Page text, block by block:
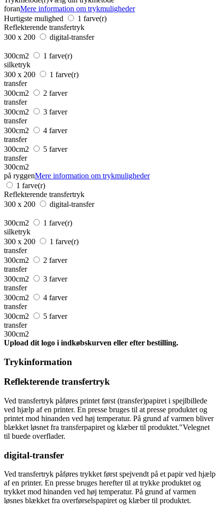
foranMere information om trykmuligheder
Hurtigste mulighed
1 farve(r)
Reflekterende transfertryk
300 x 200
digital-transfer
300cm2
1 farve(r)
silketryk
300 x 200
1 farve(r)
transfer
300cm2
2 farver
transfer
300cm2
3 farver
transfer
300cm2
4 farver
transfer
300cm2
5 farver
transfer
300cm2
på ryggenMere information om trykmuligheder
1 farve(r)
Reflekterende transfertryk
300 x 200
digital-transfer
300cm2
1 farve(r)
silketryk
300 x 200
1 farve(r)
transfer
300cm2
2 farver
transfer
300cm2
3 farver
transfer
300cm2
4 farver
transfer
300cm2
5 farver
transfer
300cm2
Upload dit logo i indkøbskurven eller efter bestilling.
Trykinformation
Reflekterende transfertryk
Ved transfertryk påføres printet først (transfer)papiret i spejlbillede
ved hjælp af en printer. En presse bruges til at presse produktet og
printet mod hinanden ved høj temperatur. På grund af varmen bliver
blækket løsnet fra transferpapiret og klæber til produktet."Velegnet
til buede overflader.
digital-transfer
Ved transfertryk påføres trykket først spejvendt på et papir ved hjælp
af en printer. En presse bruges herefter til at trykke produktet og
trykket mod hinanden ved høj temperatur. På grund af varmen
løsnes blækket fra overførselspapiret og klæber til produktet.